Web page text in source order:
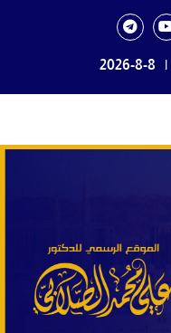
|
2026-8-8